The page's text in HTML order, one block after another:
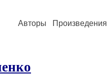
Авторы Произведения